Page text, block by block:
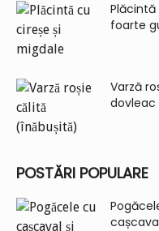
foarte
Varză
dovleac
POSTĂRI POPULARE